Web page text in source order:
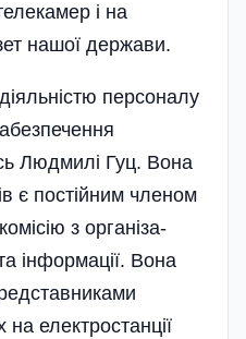
і на
нашої держави.
персоналу
Людмилі Гуц. Вона
є постійним членом
з організа­
інформації. Вона
на електро­станції